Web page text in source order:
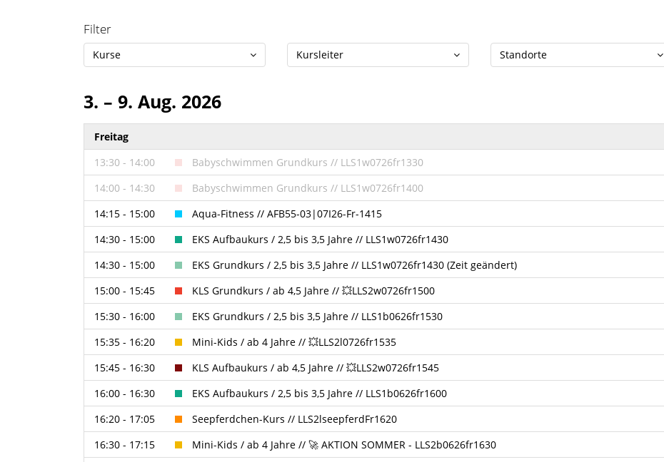
Filter
Kurse Kursleiter Standorte
3. – 9. Aug. 2026
Freitag
13:30 - 14:00
Babyschwimmen Grundkurs // LLS1w0726fr1330
14:00 - 14:30
Babyschwimmen Grundkurs // LLS1w0726fr1400
14:15 - 15:00
Aqua-Fitness // AFB55-03|07I26-Fr-1415
14:30 - 15:00
EKS Aufbaukurs / 2,5 bis 3,5 Jahre // LLS1w0726fr1430
14:30 - 15:00
EKS Grundkurs / 2,5 bis 3,5 Jahre // LLS1w0726fr1430 (Zeit geändert)
15:00 - 15:45
KLS Grundkurs / ab 4,5 Jahre // 💥LLS2w0726fr1500
15:30 - 16:00
EKS Grundkurs / 2,5 bis 3,5 Jahre // LLS1b0626fr1530
15:35 - 16:20
Mini-Kids / ab 4 Jahre // 💥LLS2l0726fr1535
15:45 - 16:30
KLS Aufbaukurs / ab 4,5 Jahre // 💥LLS2w0726fr1545
16:00 - 16:30
EKS Aufbaukurs / 2,5 bis 3,5 Jahre // LLS1b0626fr1600
16:20 - 17:05
Seepferdchen-Kurs // LLS2lseepferdFr1620
16:30 - 17:15
Mini-Kids / ab 4 Jahre // 🚀 AKTION SOMMER - LLS2b0626fr1630